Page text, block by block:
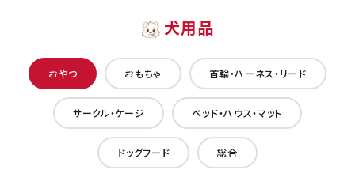
犬用品
おやつ おもちゃ 首輪・ハーネス・リード
サークル・ケージ ベッド・ハウス・マット
ドッグフード 総合